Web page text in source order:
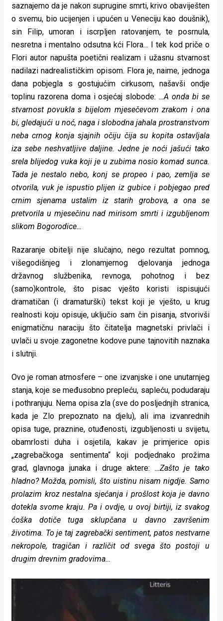
saznajemo da je nakon suprugine smrti, krivo obaviješten
o svemu, bio ucijenjen i upućen u Veneciju kao doušnik),
sin Filip, umoran i iscrpljen ratovanjem, te posrnula,
nesretna i mentalno odsutna kći Flora… I tek kod priče o
Flori autor napušta poetični realizam i užasnu stvarnost
nadilazi nadrealističkim opisom. Flora je, naime, jednoga
dana pobjegla s gostujućim cirkusom, našavši ondje
toplinu razorena doma i osjećaj slobode: …A onda bi se
stvarnost povukla s bijelom mjesečevom zrakom i ona
bi, gledajući u noć, naga i slobodna jahala prostranstvom
neba crnog konja sjajnih očiju čija su kopita ostavljala
iza sebe neshvatljive daljine. Jedne je noći jašući tako
srela blijedog vuka koji je u zubima nosio komad sunca.
Tada je nestalo nebo, konj se propeo i pao, zemlja se
otvorila, vuk je ispustio plijen iz gubice i pobjegao pred
crnim sjenama ustalim iz starih grobova, a ona se
pretvorila u mjesečinu nad mirisom smrti i izgubljenom
slikom Bogorodice…
Razaranje obitelji nije slučajno, nego rezultat pomnog,
višegodišnjeg i zlonamjernog djelovanja jednoga
državnog službenika, revnoga, pohotnog i bez
(samo)kontrole, što pisac vješto koristi ispisujući
dramatičan (i dramaturški) tekst koji je vješto, u krug
realnosti koju opisuje, uključio sam čin pisanja, stvorivši
enigmatičnu naraciju što čitatelja magnetski privlači i
uvlači u svoje zagonetne kodove pune tajnovitih naznaka
i slutnji.
Ovo je roman atmosfere – one izvanjske i one unutarnjeg
stanja, koje se međusobno prepleću, sapleću, podudaraju
i pothranjuju. Nema opisa zla (sve do posljednjih stranica,
kada je Zlo prepoznato na djelu), ali ima izvanrednih
opisa tuge, praznine, otuđenosti, izgubljenosti u svijetu,
obamrlosti duha i osjetila, kakav je primjerice opis
„zagrebačkoga sentimenta“ koji podjednako prožima
grad, glavnoga junaka i druge aktere: …Zašto je tako
hladno? Možda, pomisli, što uistinu nisam nigdje. Samo
prolazim kroz nestalna sjećanja i prošlost koja je davno
dotekla svome kraju. Pa i ovdje, u ovoj birtiji, iz svakog
ćoška dotiče tuga sklupčana u davno završenim
životima. To je taj zagrebački sentiment, patos nestvarne
nekropole, tragičan i različit od svega što postoji u
drugim drevnim gradovima…